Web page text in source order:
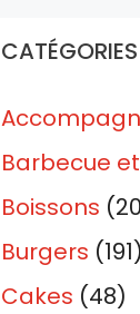
CATÉGORIES
Barbecue
Boissons
Burgers (191)
Cakes (48)